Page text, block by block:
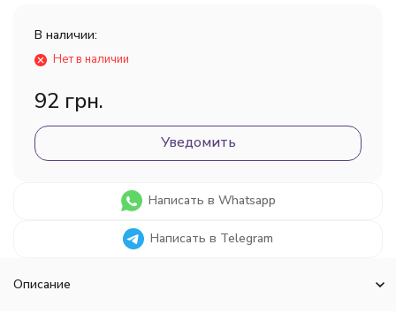
В наличии:
Нет в наличии
92 грн.
Уведомить
Написать в Whatsapp
Написать в Telegram
Описание